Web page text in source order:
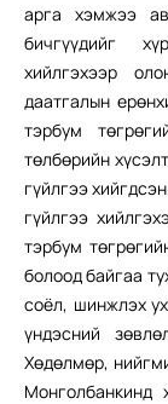
арга хэмжээ
бичгүүдийг
хийлгэхээр
даатгалын
тэрбум
төлбөрийн
гүйлгээ
гүйлгээ
тэрбум
болоод байгаа
соёл, шинжлэх
үндэсний
Хөдөлмөр,
Монголбанкинд